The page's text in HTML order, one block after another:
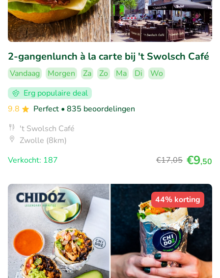
2-gangenlunch à la carte bij 't Swolsch Café
Vandaag Morgen Za Zo Ma Di
Wo
Erg populaire deal
9.8
Perfect • 835 beoordelingen
't Swolsch Café
Zwolle (8km)
Verkocht: 187
€17,05 €9,50
44% korting